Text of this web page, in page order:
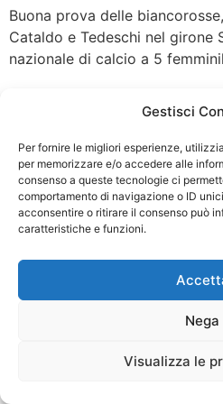
Gestisci
Per fornire le migliori esperienze,
per memorizzare e/o accedere alle
consenso a queste tecnologie ci
comportamento di navigazione o ID
acconsentire o ritirare il consenso può
caratteristiche e funzioni.
Nega
Visualizza le
Buona prova delle
Cataldo e Tedeschi nel girone
nazionale di calcio a 5
Il Team di Futsal